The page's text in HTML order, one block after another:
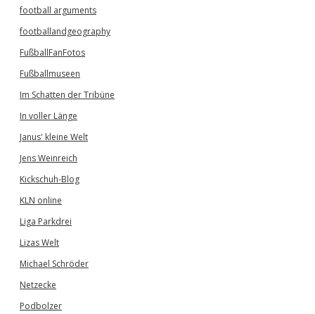
football arguments
footballandgeography
FußballFanFotos
Fußballmuseen
Im Schatten der Tribüne
In voller Länge
Janus' kleine Welt
Jens Weinreich
Kickschuh-Blog
KLN online
Liga Parkdrei
Lizas Welt
Michael Schröder
Netzecke
Podbolzer